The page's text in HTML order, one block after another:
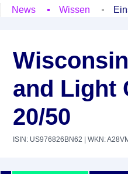
News
Wissen
and Light
20/50
ISIN: US976826BN62 | WKN: